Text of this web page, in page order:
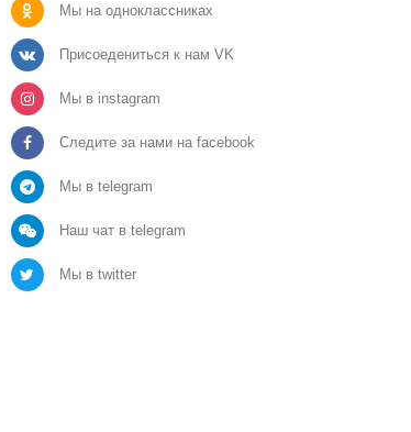
Мы на одноклассниках
Присоедениться к нам VK
Мы в instagram
Следите за нами на facebook
Мы в telegram
Наш чат в telegram
Мы в twitter